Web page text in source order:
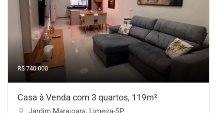
R$ 740.000
Casa à Venda com 3 quartos, 119m²
Jardim Marajoara, Limeira-SP